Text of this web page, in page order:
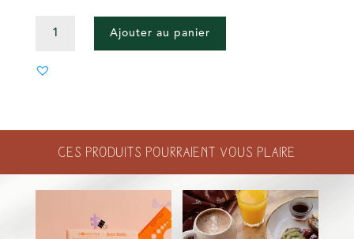
DOUBLE
BEURRE
Ajouter au panier
Ces produits pourraient vous plaire